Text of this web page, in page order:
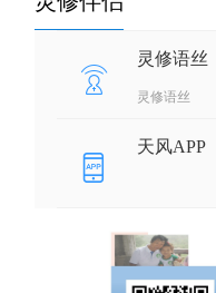
灵修语丝
灵修语丝
天风APP